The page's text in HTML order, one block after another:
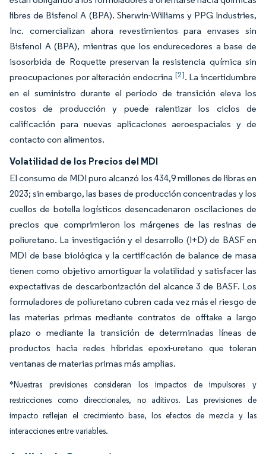
libres de Bisfenol A (BPA). Sherwin-Williams y PPG Industries,
Inc. comercializan ahora revestimientos para envases sin
Bisfenol A (BPA), mientras que los endurecedores a base de
isosorbida de Roquette preservan la resistencia química sin
preocupaciones por alteración endocrina [2]. La incertidumbre
en el suministro durante el período de transición eleva los
costos de producción y puede ralentizar los ciclos de
calificación para nuevas aplicaciones aeroespaciales y de
contacto con alimentos.
Volatilidad de los Precios del MDI
El consumo de MDI puro alcanzó los 434,9 millones de libras en
2023; sin embargo, las bases de producción concentradas y los
cuellos de botella logísticos desencadenaron oscilaciones de
precios que comprimieron los márgenes de las resinas de
poliuretano. La investigación y el desarrollo (I+D) de BASF en
MDI de base biológica y la certificación de balance de masa
tienen como objetivo amortiguar la volatilidad y satisfacer las
expectativas de descarbonización del alcance 3 de BASF. Los
formuladores de poliuretano cubren cada vez más el riesgo de
las materias primas mediante contratos de offtake a largo
plazo o mediante la transición de determinadas líneas de
productos hacia redes híbridas epoxi-uretano que toleran
ventanas de materias primas más amplias.
*Nuestras previsiones consideran los impactos de impulsores y
restricciones como direccionales, no aditivos. Las previsiones de
impacto reflejan el crecimiento base, los efectos de mezcla y las
interacciones entre variables.